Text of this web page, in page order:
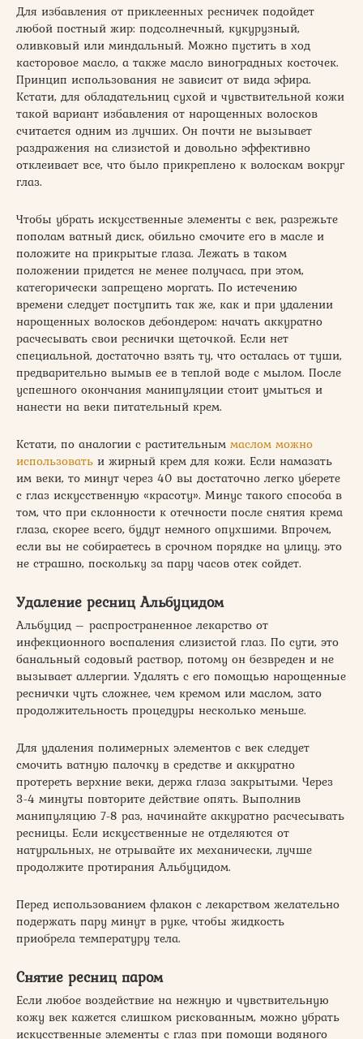
Для избавления от приклеенных ресничек подойдет
любой постный жир: подсолнечный, кукурузный,
оливковый или миндальный. Можно пустить в ход
касторовое масло, а также масло виноградных косточек.
Принцип использования не зависит от вида эфира.
Кстати, для обладательниц сухой и чувствительной кожи
такой вариант избавления от нарощенных волосков
считается одним из лучших. Он почти не вызывает
раздражения на слизистой и довольно эффективно
отклеивает все, что было прикреплено к волоскам вокруг
глаз.
Чтобы убрать искусственные элементы с век, разрежьте
пополам ватный диск, обильно смочите его в масле и
положите на прикрытые глаза. Лежать в таком
положении придется не менее получаса, при этом,
категорически запрещено моргать. По истечению
времени следует поступить так же, как и при удалении
нарощенных волосков дебондером: начать аккуратно
расчесывать свои реснички щеточкой. Если нет
специальной, достаточно взять ту, что осталась от туши,
предварительно вымыв ее в теплой воде с мылом. После
успешного окончания манипуляции стоит умыться и
нанести на веки питательный крем.
Кстати, по аналогии с растительным маслом можно
использовать и жирный крем для кожи. Если намазать
им веки, то минут через 40 вы достаточно легко уберете
с глаз искусственную «красоту». Минус такого способа в
том, что при склонности к отечности после снятия крема
глаза, скорее всего, будут немного опухшими. Впрочем,
если вы не собираетесь в срочном порядке на улицу, это
не страшно, поскольку за пару часов отек сойдет.
Удаление ресниц Альбуцидом
Альбуцид – распространенное лекарство от
инфекционного воспаления слизистой глаз. По сути, это
банальный содовый раствор, потому он безвреден и не
вызывает аллергии. Удалять с его помощью нарощенные
реснички чуть сложнее, чем кремом или маслом, зато
продолжительность процедуры несколько меньше.
Для удаления полимерных элементов с век следует
смочить ватную палочку в средстве и аккуратно
протереть верхние веки, держа глаза закрытыми. Через
3-4 минуты повторите действие опять. Выполнив
манипуляцию 7-8 раз, начинайте аккуратно расчесывать
ресницы. Если искусственные не отделяются от
натуральных, не отрывайте их механически, лучше
продолжите протирания Альбуцидом.
Перед использованием флакон с лекарством желательно
подержать пару минут в руке, чтобы жидкость
приобрела температуру тела.
Снятие ресниц паром
Если любое воздействие на нежную и чувствительную
кожу век кажется слишком рискованным, можно убрать
искусственные элементы с глаз при помощи водяного